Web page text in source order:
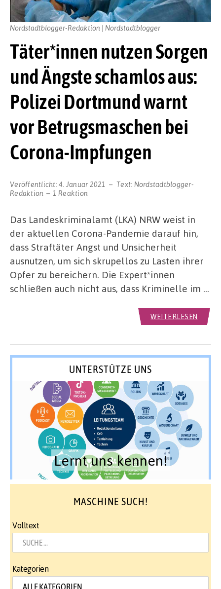
Täter*innen nutzen Sorgen
und Ängste schamlos aus:
Polizei Dortmund warnt
vor Betrugsmaschen bei
Corona-Impfungen
Veröffentlicht:4. Januar 2021 Text: Nordstadtblogger-
Redaktion
1 Reaktion
Nordstadtblogger-Redaktion | Nordstadtblogger
Das Landeskriminalamt (LKA) NRW weist in
der aktuellen Corona-Pandemie darauf hin,
dass Straftäter Angst und Unsicherheit
ausnutzen, um sich skrupellos zu Lasten ihrer
Opfer zu bereichern. Die Expert*innen
schließen auch nicht aus, dass Kriminelle im …
WEITERLESEN
UNTERSTÜTZE UNS
Lernt uns kennen!
MASCHINE SUCH!
Volltext
Kategorien